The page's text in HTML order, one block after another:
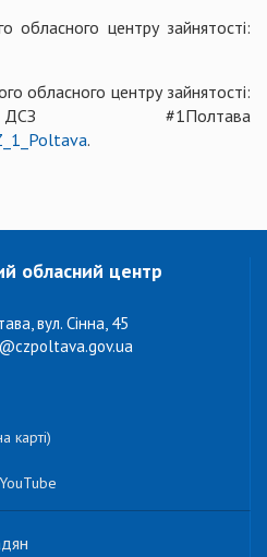
обласного центру зайнятості:
обласного центру зайнятості:
#1Полтава
.
обласний центр
вул. Сінна, 45
карті)
YouTube